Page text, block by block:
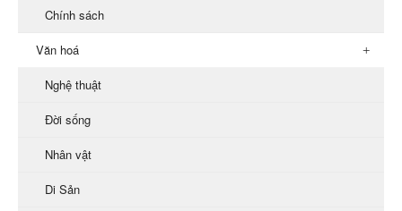
Chính sách
Văn hoá
Nghệ thuật
Đời sống
Nhân vật
Di Sản